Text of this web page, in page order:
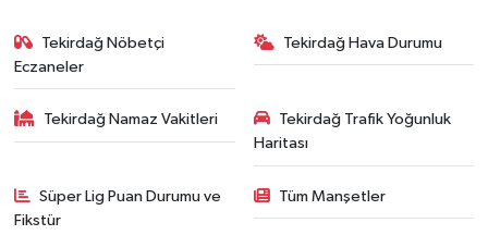
Tekirdağ Nöbetçi
Eczaneler
Tekirdağ Hava Durumu
Tekirdağ Namaz Vakitleri
Tekirdağ Trafik Yoğunluk
Haritası
Süper Lig Puan Durumu ve
Fikstür
Tüm Manşetler